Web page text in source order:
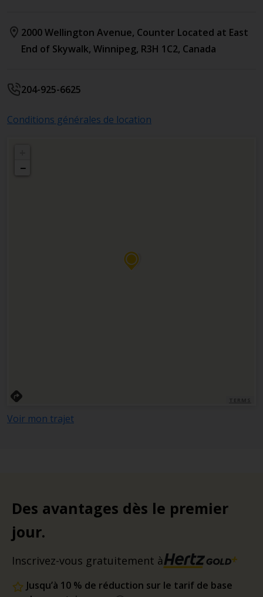
2000 Wellington Avenue, Counter Located at East
End of Skywalk, Winnipeg, R3H 1C2, Canada
204-925-6625
Conditions générales de location
−
Voir mon trajet
Des avantages dès le premier
jour.
Inscrivez-vous gratuitement à
Jusqu’à 10 % de réduction sur le tarif de base